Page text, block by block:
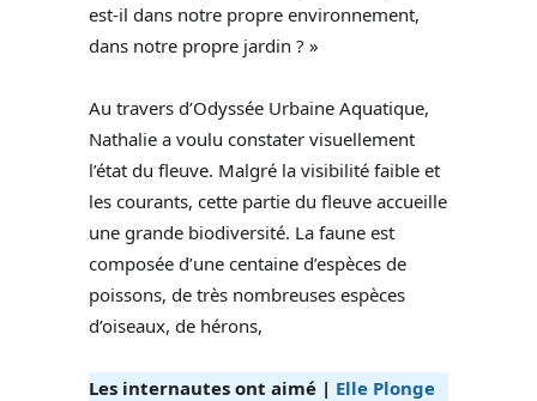
est-il dans notre propre environnement,
dans notre propre jardin ? »
Au travers d’Odyssée Urbaine Aquatique,
Nathalie a voulu constater visuellement
l’état du fleuve. Malgré la visibilité faible et
les courants, cette partie du fleuve accueille
une grande biodiversité. La faune est
composée d’une centaine d’espèces de
poissons, de très nombreuses espèces
d’oiseaux, de hérons,
Les internautes ont aimé | Elle Plonge